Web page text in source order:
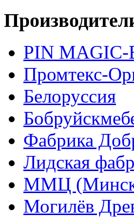
PIN MAGIС-
Промтекс-
Белоруссия
Фабрика
Лидская
ММЦ
Могилёв